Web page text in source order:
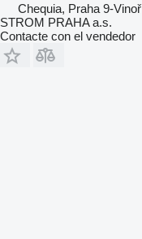
Chequia, Praha 9-Vinoř
STROM PRAHA a.s.
Contacte con el vendedor